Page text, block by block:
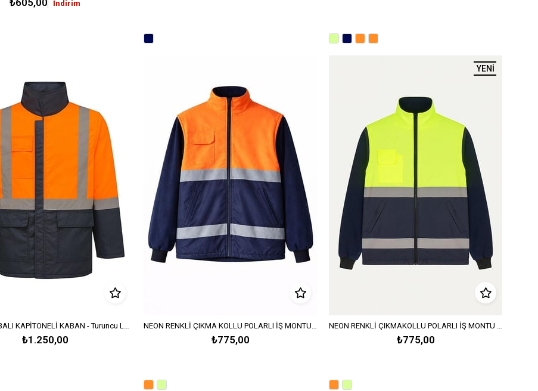
İndirim
BONDİT ROBALI KAPİTONELİ KABAN - Turuncu Lacivert
₺1.250,00
NEON RENKLİ ÇIKMA KOLLU POLARLI İŞ MONTU - Neon Turuncu
₺775,00
NEON RENKLİ ÇIKMAKOLLU POLARLI İŞ MONTU - Sarı & Lacivert
₺775,00
YENI ÜRÜN